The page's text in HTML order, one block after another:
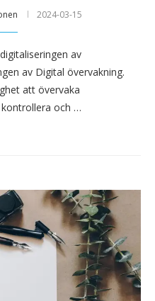
2024-03-15
av
av Digital övervakning.
att övervaka
och …